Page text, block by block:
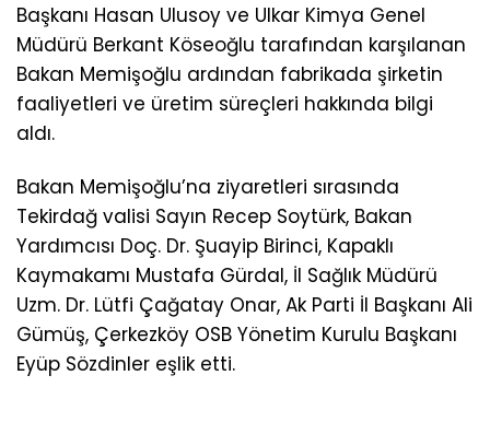
Başkanı Hasan Ulusoy ve Ulkar Kimya Genel
Müdürü Berkant Köseoğlu tarafından karşılanan
Bakan Memişoğlu ardından fabrikada şirketin
faaliyetleri ve üretim süreçleri hakkında bilgi
aldı.
Bakan Memişoğlu’na ziyaretleri sırasında
Tekirdağ valisi Sayın Recep Soytürk, Bakan
Yardımcısı Doç. Dr. Şuayip Birinci, Kapaklı
Kaymakamı Mustafa Gürdal, İl Sağlık Müdürü
Uzm. Dr. Lütfi Çağatay Onar, Ak Parti İl Başkanı Ali
Gümüş, Çerkezköy OSB Yönetim Kurulu Başkanı
Eyüp Sözdinler eşlik etti.